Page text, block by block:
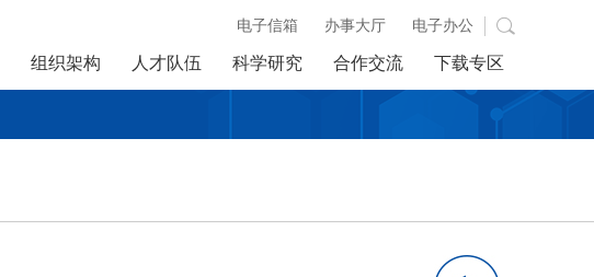
电子信箱 办事大厅 电子办公
组织架构 人才队伍 科学研究 合作交流 下载专区